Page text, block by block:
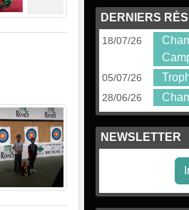
DERNIERS
18/07/26
05/07/26
28/06/26
NEWSLETTER